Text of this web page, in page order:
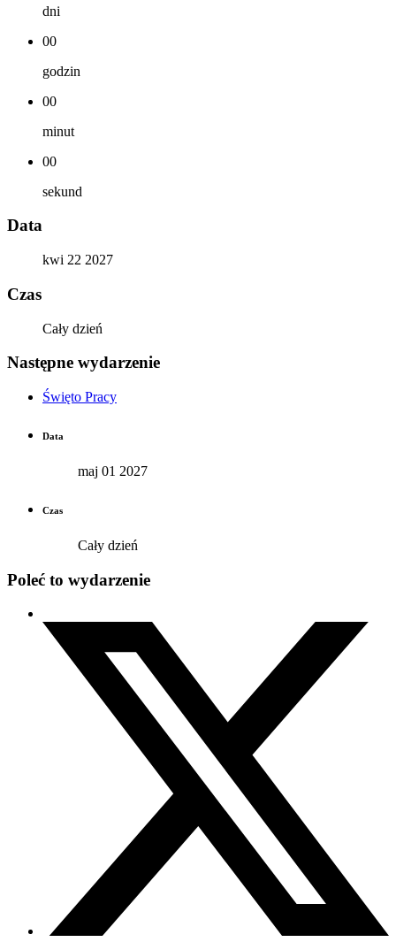
dni
00
godzin
00
minut
00
sekund
Data
kwi 22 2027
Czas
Cały dzień
Następne wydarzenie
Święto Pracy
Data
maj 01 2027
Czas
Cały dzień
Poleć to wydarzenie